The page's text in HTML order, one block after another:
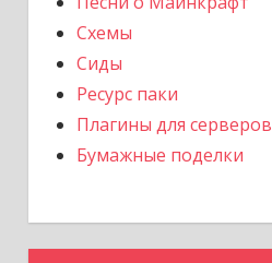
Схемы
Сиды
Ресурс паки
Плагины для серверов
Бумажные поделки